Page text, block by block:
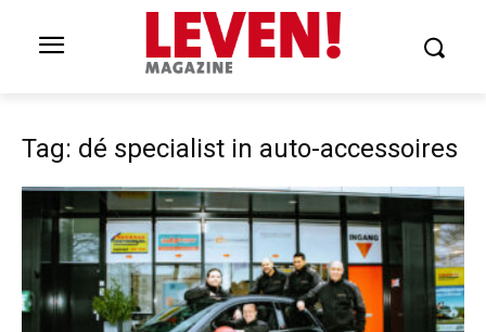
Tag: dé specialist in auto-accessoires